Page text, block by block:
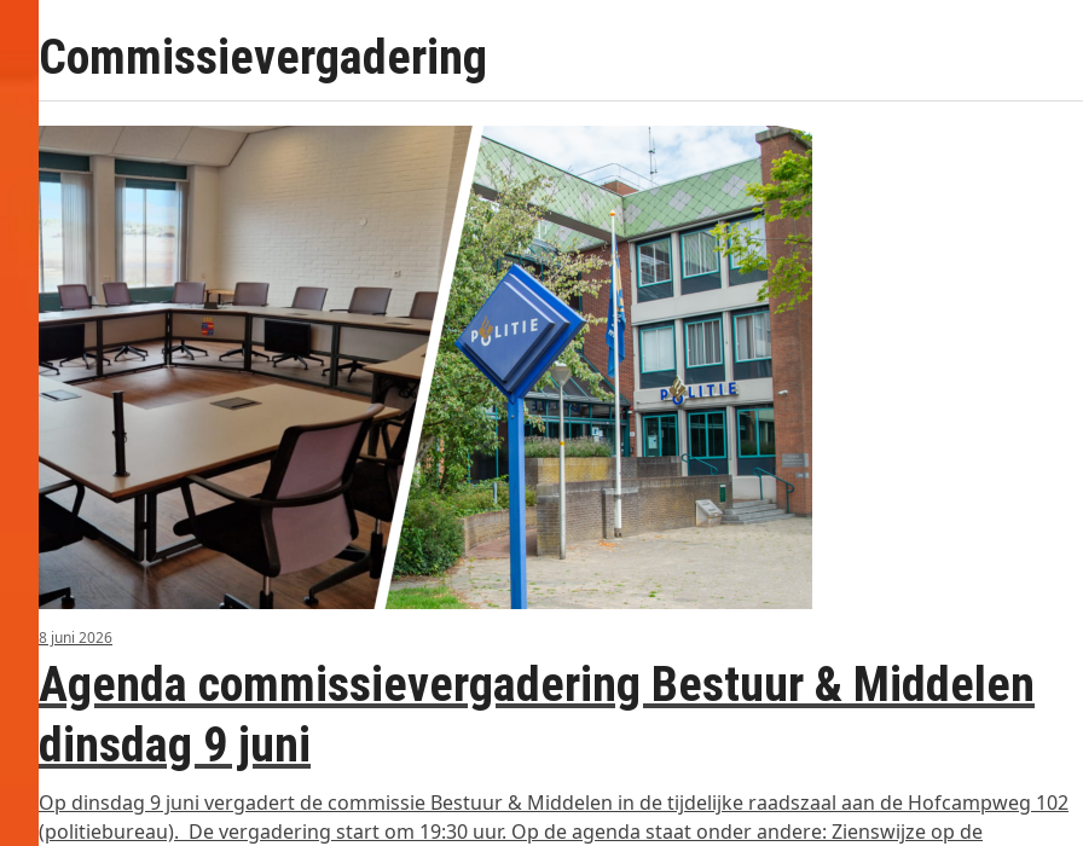
Commissievergadering
8 juni 2026
Agenda commissievergadering Bestuur & Middelen
dinsdag 9 juni
Op dinsdag 9 juni vergadert de commissie Bestuur & Middelen in de tijdelijke raadszaal aan de Hofcampweg 102
(politiebureau). De vergadering start om 19:30 uur. Op de agenda staat onder andere: Zienswijze op de